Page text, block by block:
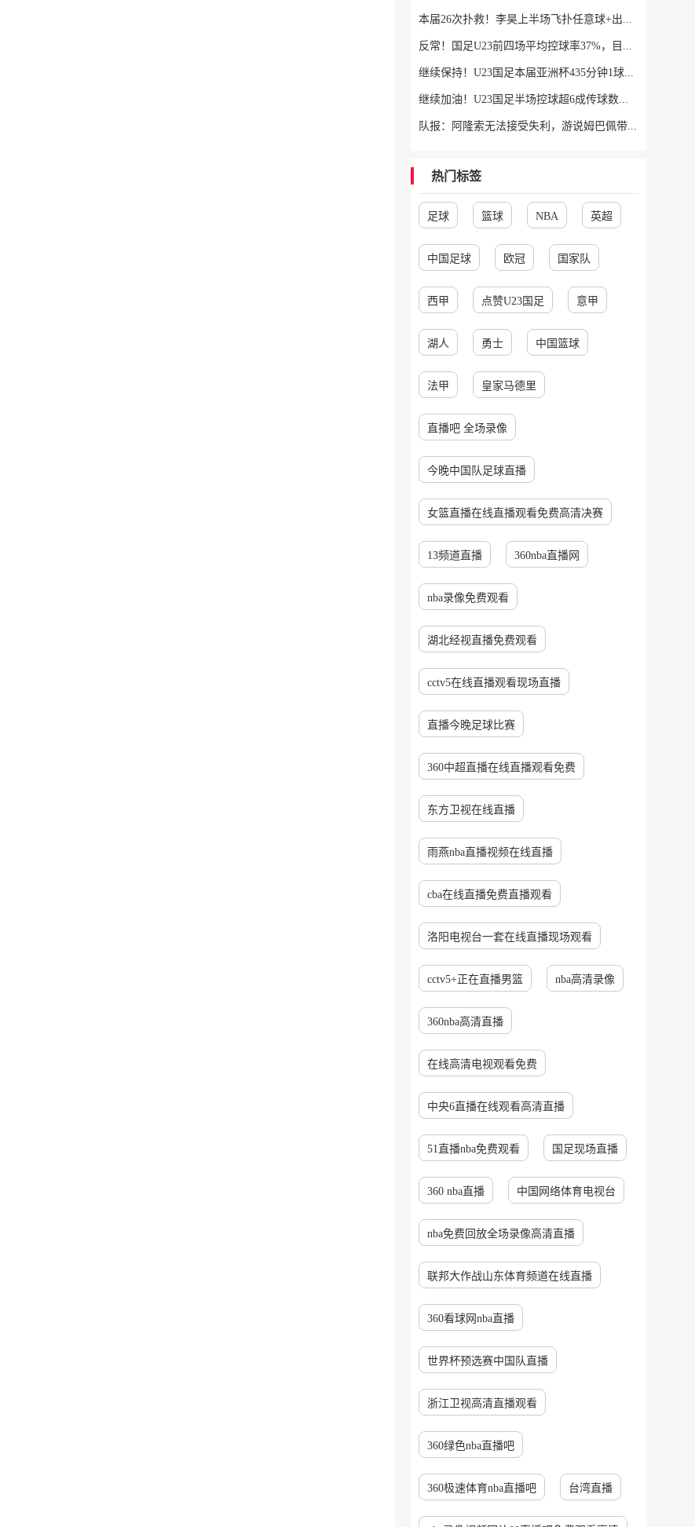
本届26次扑救！李昊上半场飞扑任意球+出击化解险情 还造对手一黄
反常！国足U23前四场平均控球率37%，目前半场控球率高达64%
继续保持！U23国足本届亚洲杯435分钟1球未丢，仍保持0失球纪录
继续加油！U23国足半场控球超6成传球数多130，多名主力在替补席
队报：阿隆索无法接受失利，游说姆巴佩带伤出战，建议打封闭被拒
热门标签
足球 篮球 NBA 英超
中国足球 欧冠 国家队
西甲 点赞U23国足 意甲
湖人 勇士 中国篮球
法甲 皇家马德里
直播吧 全场录像
今晚中国队足球直播
女篮直播在线直播观看免费高清决赛
13频道直播 360nba直播网
nba录像免费观看
湖北经视直播免费观看
cctv5在线直播观看现场直播
直播今晚足球比赛
360中超直播在线直播观看免费
东方卫视在线直播
雨燕nba直播视频在线直播
cba在线直播免费直播观看
洛阳电视台一套在线直播现场观看
cctv5+正在直播男篮 nba高清录像
360nba高清直播
在线高清电视观看免费
中央6直播在线观看高清直播
51直播nba免费观看 国足现场直播
360 nba直播 中国网络体育电视台
nba免费回放全场录像高清直播
联邦大作战山东体育频道在线直播
360看球网nba直播
世界杯预选赛中国队直播
浙江卫视高清直播观看
360绿色nba直播吧
360极速体育nba直播吧 台湾直播